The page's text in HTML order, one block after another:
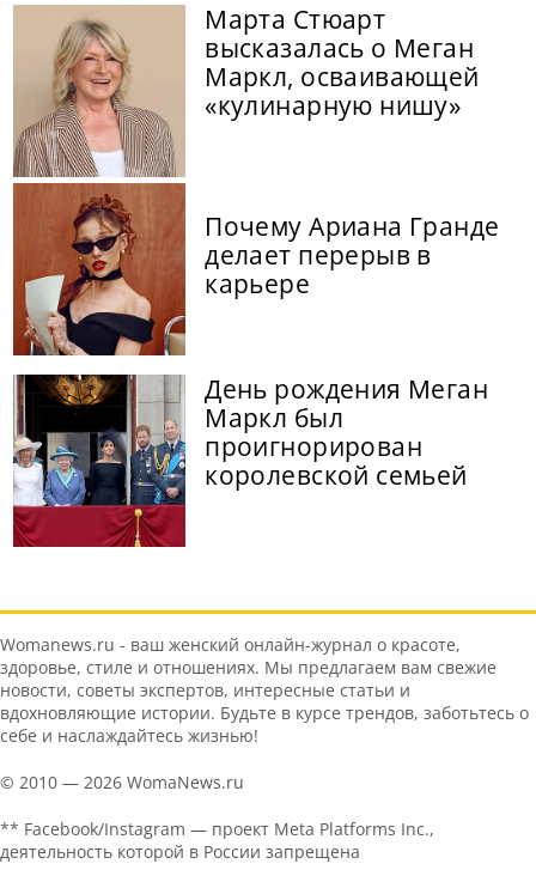
Марта Стюарт
высказалась о Меган
Маркл, осваивающей
«кулинарную нишу»
Почему Ариана Гранде
делает перерыв в
карьере
День рождения Меган
Маркл был
проигнорирован
королевской семьей
Womanews.ru - ваш женский онлайн-журнал о красоте,
здоровье, стиле и отношениях. Мы предлагаем вам свежие
новости, советы экспертов, интересные статьи и
вдохновляющие истории. Будьте в курсе трендов, заботьтесь о
себе и наслаждайтесь жизнью!
© 2010 — 2026 WomaNews.ru
** Facebook/Instagram — проект Meta Platforms Inc.,
деятельность которой в России запрещена